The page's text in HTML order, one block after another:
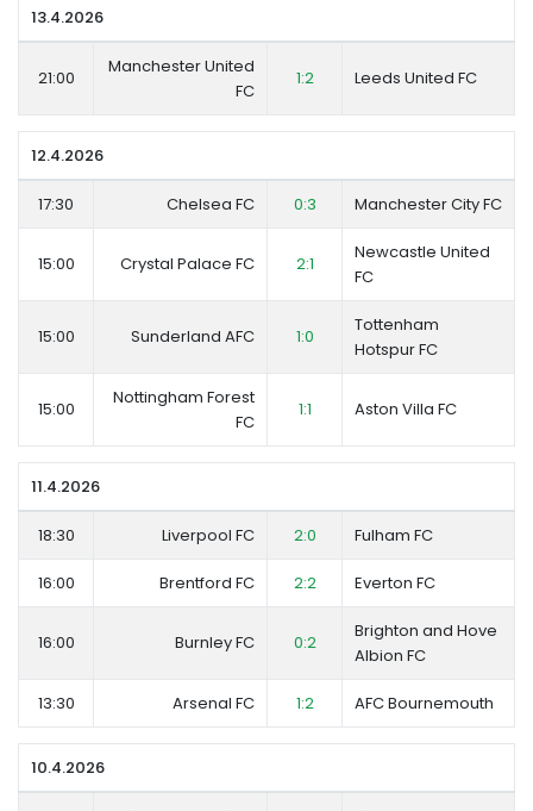
13.4.2026
21:00
Manchester United
FC
1:2 Leeds United FC
12.4.2026
17:30 Chelsea FC 0:3 Manchester City FC
15:00 Crystal Palace FC 2:1
Newcastle United
FC
15:00 Sunderland AFC 1:0
Tottenham
Hotspur FC
15:00
Nottingham Forest
FC
1:1 Aston Villa FC
11.4.2026
18:30 Liverpool FC 2:0 Fulham FC
16:00 Brentford FC 2:2 Everton FC
16:00 Burnley FC 0:2
Brighton and Hove
Albion FC
13:30 Arsenal FC 1:2 AFC Bournemouth
10.4.2026